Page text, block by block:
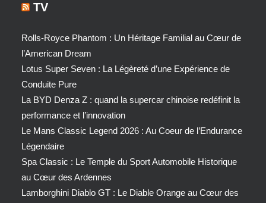
TV
Rolls-Royce Phantom : Un Héritage Familial au Cœur de
l’American Dream
Lotus Super Seven : La Légèreté d’une Expérience de
Conduite Pure
La BYD Denza Z : quand la supercar chinoise redéfinit la
performance et l’innovation
Le Mans Classic Legend 2026 : Au Coeur de l’Endurance
Légendaire
Spa Classic : Le Temple du Sport Automobile Historique
au Cœur des Ardennes
Lamborghini Diablo GT : Le Diable Orange au Cœur des